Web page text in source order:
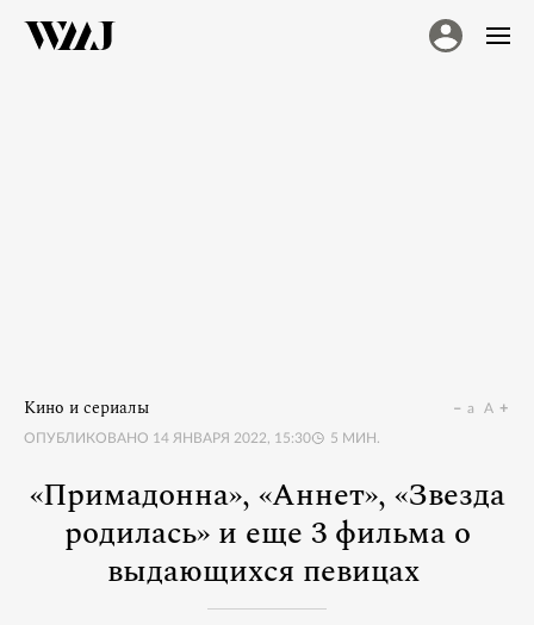
Кино и сериалы
ОПУБЛИКОВАНО 14 ЯНВАРЯ 2022, 15:30 5 МИН.
a A
«Примадонна», «Аннет», «Звезда
родилась» и еще 3 фильма о
выдающихся певицах